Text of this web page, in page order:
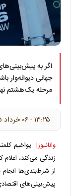
اگر به
جهانی دیوانه‌وار
مرحله یک‌هشتم
۱۳:۲۵ - ۰۶ خرداد ۱۴۰۵
وانانیوز|
زندگی می‌کند،
از شرط‌بندی‌ها
پیش‌بینی‌های